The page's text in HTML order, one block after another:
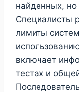
найденных, но
Специалисты
лимиты
включает
тестах и